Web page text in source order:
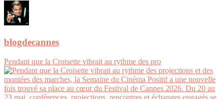
blogdecannes
Pendant que la Croisette vibrait au rythme des pro